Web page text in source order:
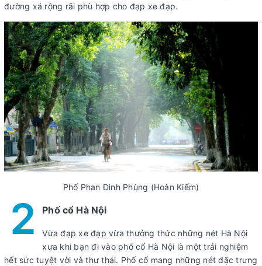
đường xá rộng rãi phù hợp cho đạp xe đạp.
Phố Phan Đình Phùng (Hoàn Kiếm)
2 Phố cổ Hà Nội
Vừa đạp xe đạp vừa thưởng thức những nét Hà Nội
xưa khi bạn đi vào phố cổ Hà Nội là một trải nghiệm
hết sức tuyệt vời và thư thái. Phố cổ mang những nét đặc trưng